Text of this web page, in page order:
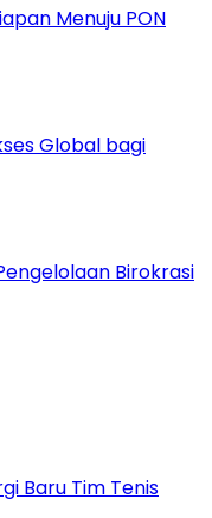
Menuju PON
Global bagi
Birokrasi
Baru Tim Tenis